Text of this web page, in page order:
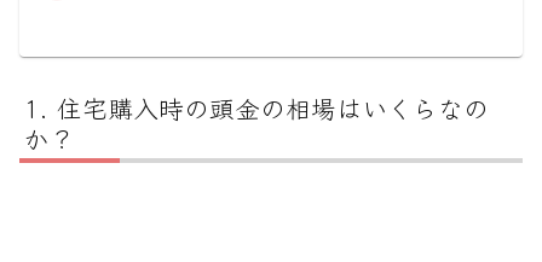
住宅購入時の頭金の相場はいくらなの
か？